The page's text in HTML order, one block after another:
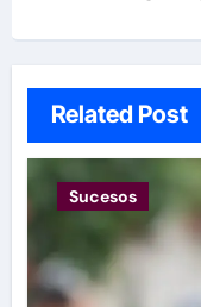
Related Post
Sucesos